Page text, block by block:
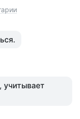
учитывает